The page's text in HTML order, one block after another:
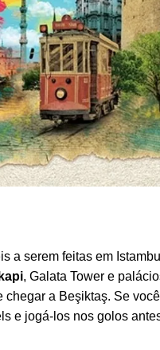
a serem feitas em
, Galata Tower e
a Beşiktaş. Se
e jogá-los nos golos